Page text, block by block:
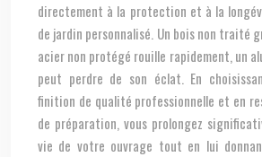
directement à la protection et à la
de jardin personnalisé. Un bois non traité
acier non protégé rouille rapidement, un
peut perdre de son éclat. En
finition de qualité professionnelle et en
de préparation, vous prolongez
vie de votre ouvrage tout en lui